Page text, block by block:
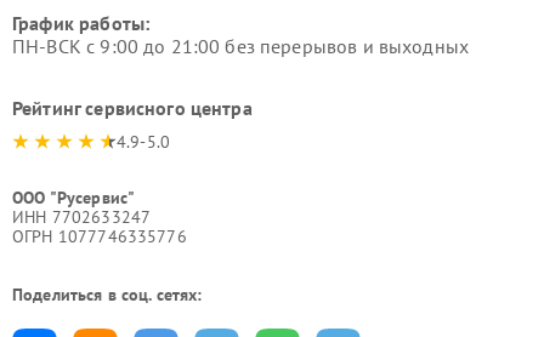
График работы:
ПН-ВСК с 9:00 до 21:00 без перерывов и выходных
Рейтинг сервисного центра
4.9-5.0
ООО "Русервис"
ИНН 7702633247
ОГРН 1077746335776
Поделиться в соц. сетях: